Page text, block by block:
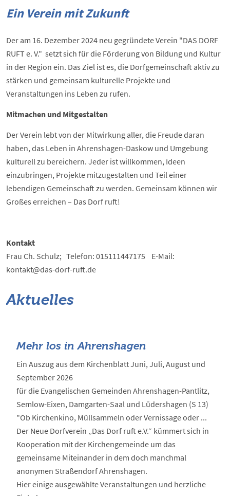
Ein Verein mit Zukunft
Der am 16. Dezember 2024 neu gegründete Verein "DAS DORF
RUFT e. V." setzt sich für die Förderung von Bildung und Kultur
in der Region ein. Das Ziel ist es, die Dorfgemeinschaft aktiv zu
stärken und gemeinsam kulturelle Projekte und
Veranstaltungen ins Leben zu rufen.
Mitmachen und Mitgestalten
Der Verein lebt von der Mitwirkung aller, die Freude daran
haben, das Leben in Ahrenshagen-Daskow und Umgebung
kulturell zu bereichern. Jeder ist willkommen, Ideen
einzubringen, Projekte mitzugestalten und Teil einer
lebendigen Gemeinschaft zu werden. Gemeinsam können wir
Großes erreichen – Das Dorf ruft!
Kontakt
Frau Ch. Schulz; Telefon: 015111447175 E-Mail:
kontakt@das-dorf-ruft.de
Aktuelles
Mehr los in Ahrenshagen
Ein Auszug aus dem Kirchenblatt Juni, Juli, August und
September 2026
für die Evangelischen Gemeinden Ahrenshagen-Pantlitz,
Semlow-Eixen, Damgarten-Saal und Lüdershagen (S 13)
"Ob Kirchenkino, Müllsammeln oder Vernissage oder ...
Der Neue Dorfverein „Das Dorf ruft e.V.“ kümmert sich in
Kooperation mit der Kirchengemeinde um das
gemeinsame Miteinander in dem doch manchmal
anonymen Straßendorf Ahrenshagen.
Hier einige ausgewählte Veranstaltungen und herzliche